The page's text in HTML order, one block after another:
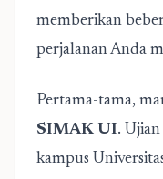
memberikan
perjalanan Anda
Pertama-tama,
SIMAK UI.
kampus